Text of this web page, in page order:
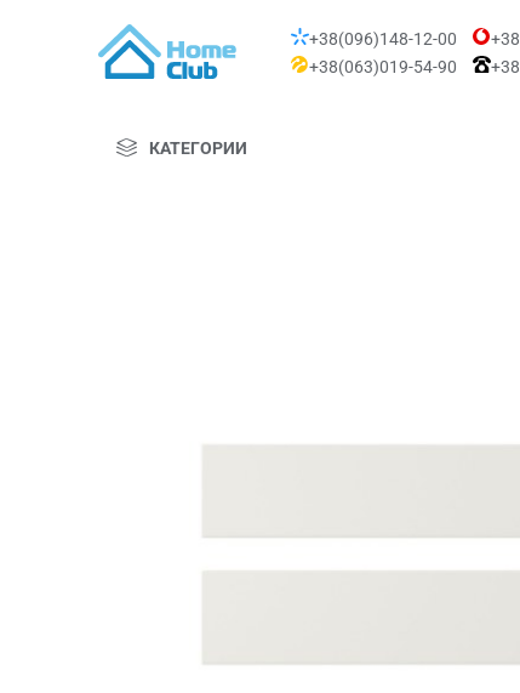
+38(096)148-12-00
+38(063)019-54-90
КАТЕГОРИИ